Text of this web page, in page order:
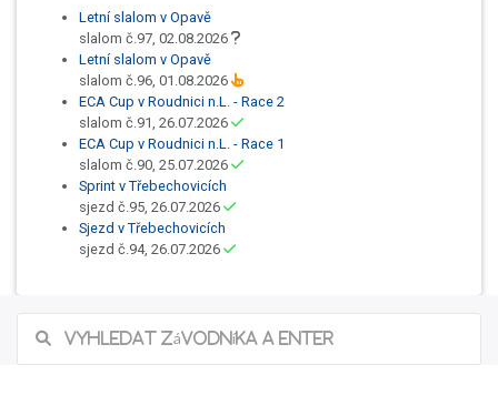
Letní slalom v Opavě
slalom č.97, 02.08.2026
Letní slalom v Opavě
slalom č.96, 01.08.2026
ECA Cup v Roudnici n.L. - Race 2
slalom č.91, 26.07.2026
ECA Cup v Roudnici n.L. - Race 1
slalom č.90, 25.07.2026
Sprint v Třebechovicích
sjezd č.95, 26.07.2026
Sjezd v Třebechovicích
sjezd č.94, 26.07.2026